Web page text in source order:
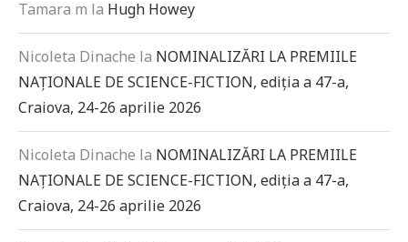
Tamara m la Hugh Howey
Nicoleta Dinache la NOMINALIZĂRI LA PREMIILE
NAȚIONALE DE SCIENCE-FICTION, ediția a 47-a,
Craiova, 24-26 aprilie 2026
Nicoleta Dinache la NOMINALIZĂRI LA PREMIILE
NAȚIONALE DE SCIENCE-FICTION, ediția a 47-a,
Craiova, 24-26 aprilie 2026